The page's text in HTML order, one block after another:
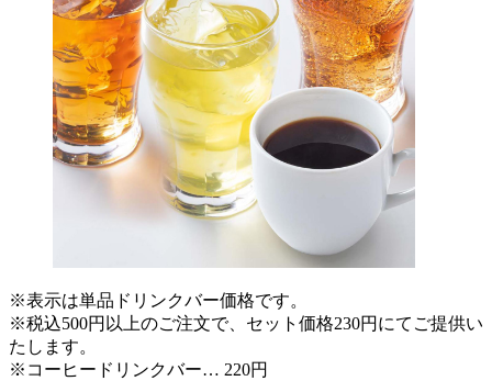
※表示は単品ドリンクバー価格です。
※税込500円以上のご注文で、セット価格230円にてご提供い
たします。
※コーヒードリンクバー… 220円